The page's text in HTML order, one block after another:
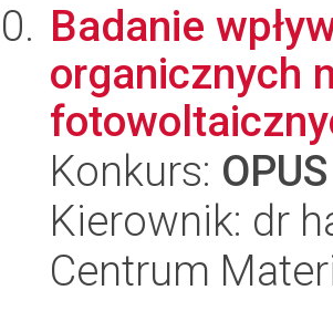
Badanie
organicznych
Konkurs:
Kierownik: dr
Centrum